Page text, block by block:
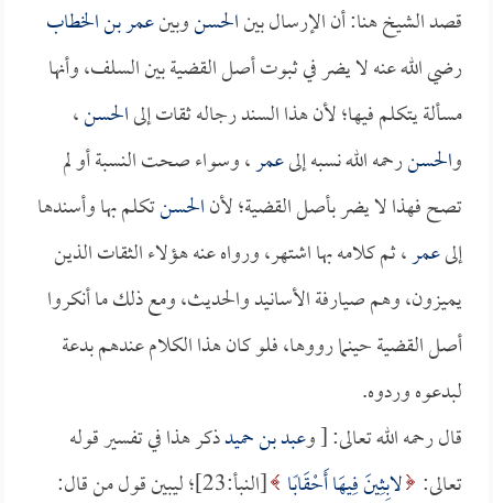
قصد الشيخ هنا: أن الإرسال بينالحسنوبينعمر بن الخطاب
رضي الله عنه لا يضر في ثبوت أصل القضية بين السلف، وأنها
مسألة يتكلم فيها؛ لأن هذا السند رجاله ثقات إلىالحسن،
والحسنرحمه الله نسبه إلىعمر، وسواء صحت النسبة أو لم
تصح فهذا لا يضر بأصل القضية؛ لأنالحسنتكلم بها وأسندها
إلىعمر، ثم كلامه بها اشتهر، ورواه عنه هؤلاء الثقات الذين
يميزون، وهم صيارفة الأسانيد والحديث، ومع ذلك ما أنكروا
أصل القضية حينما رووها، فلو كان هذا الكلام عندهم بدعة
لبدعوه وردوه.
قال رحمه الله تعالى: [ وعبد بن حميدذكر هذا في تفسير قوله
تعالى: لابِثِينَ فِيهَا أَحْقَابًا
[النبأ:23]؛ ليبين قول من قال: